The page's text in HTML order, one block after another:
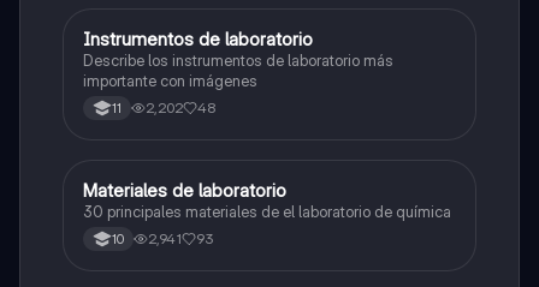
Química
Instrumentos de laboratorio
Describe los instrumentos de laboratorio más
importante con imágenes
11 2,202 48
Química
Materiales de laboratorio
30 principales materiales de el laboratorio de química
10 2,941 93